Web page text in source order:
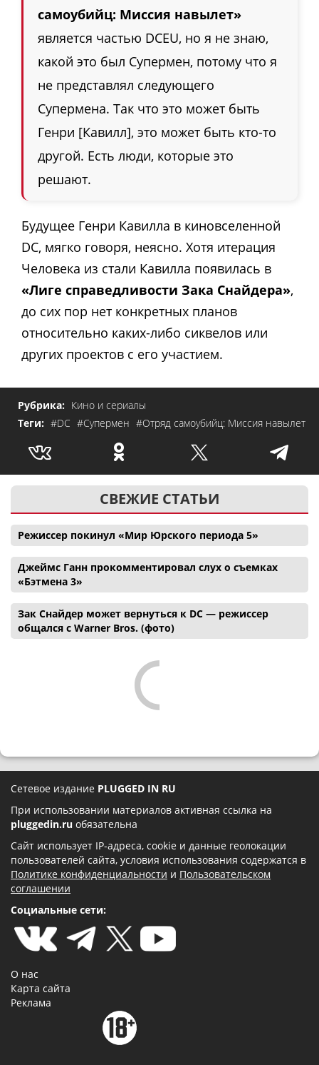
самоубийц: Миссия навылет»
является частью DCEU, но я не знаю,
какой это был Супермен, потому что я
не представлял следующего
Супермена. Так что это может быть
Генри [Кавилл], это может быть кто-то
другой. Есть люди, которые это
решают.
Будущее Генри Кавилла в киновселенной
DC, мягко говоря, неясно. Хотя итерация
Человека из стали Кавилла появилась в
«Лиге справедливости Зака ​​Снайдера»,
до сих пор нет конкретных планов
относительно каких-либо сиквелов или
других проектов с его участием.
Рубрика: Кино и сериалы
Теги: #DC #Супермен #Отряд самоубийц: Миссия навылет
СВЕЖИЕ СТАТЬИ
Режиссер покинул «Мир Юрского периода 5»
Джеймс Ганн прокомментировал слух о съемках
«Бэтмена 3»
Зак Снайдер может вернуться к DC — режиссер
общался с Warner Bros. (фото)
Сетевое издание PLUGGED IN RU
При использовании материалов активная ссылка на
pluggedin.ru обязательна
Сайт использует IP-адреса, cookie и данные геолокации
пользователей сайта, условия использования содержатся в
Политике конфиденциальности и Пользовательском
соглашении
Социальные сети:
О нас
Карта сайта
Реклама